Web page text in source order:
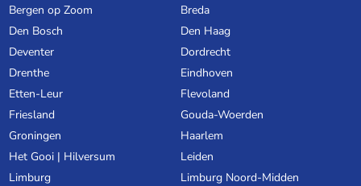
Bergen op Zoom
Breda
Den Bosch
Den Haag
Deventer
Dordrecht
Drenthe
Eindhoven
Etten-Leur
Flevoland
Friesland
Gouda-Woerden
Groningen
Haarlem
Het Gooi | Hilversum
Leiden
Limburg
Limburg Noord-Midden